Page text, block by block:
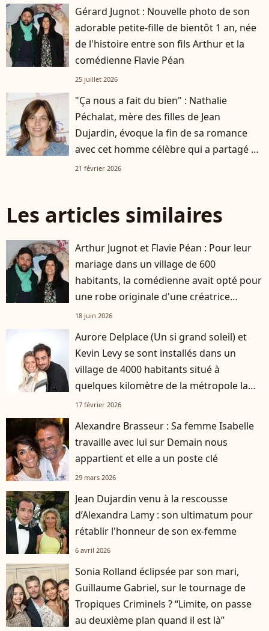
Gérard Jugnot : Nouvelle photo de son
adorable petite-fille de bientôt 1 an, née
de l'histoire entre son fils Arthur et la
comédienne Flavie Péan
25 juillet 2026
"Ça nous a fait du bien" : Nathalie
Péchalat, mère des filles de Jean
Dujardin, évoque la fin de sa romance
avec cet homme célèbre qui a partagé sa
vie
21 février 2026
Les articles similaires
Arthur Jugnot et Flavie Péan : Pour leur
mariage dans un village de 600
habitants, la comédienne avait opté pour
une robe originale d'une créatrice
française
18 juin 2026
Aurore Delplace (Un si grand soleil) et
Kevin Levy se sont installés dans un
village de 4000 habitants situé à
quelques kilomètre de la métropole la
plus attractive de France
17 février 2026
Alexandre Brasseur : Sa femme Isabelle
travaille avec lui sur Demain nous
appartient et elle a un poste clé
29 mars 2026
Jean Dujardin venu à la rescousse
d’Alexandra Lamy : son ultimatum pour
rétablir l'honneur de son ex-femme
6 avril 2026
Sonia Rolland éclipsée par son mari,
Guillaume Gabriel, sur le tournage de
Tropiques Criminels ? “Limite, on passe
au deuxième plan quand il est là”